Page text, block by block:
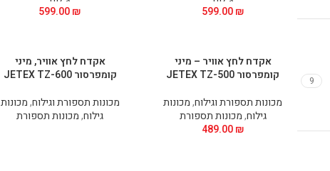
9
599.00₪
599.00₪
אקדח לחץ אוויר – מיני
קומפרסור JETEX TZ-500
מכונות תספורת וגילוח,מכונות
גילוח,מכונות תספורת
489.00₪
אקדח לחץ אוויר, מיני
קומפרסור JETEX TZ-600
מכונות תספורת וגילוח,מכונות
גילוח,מכונות תספורת